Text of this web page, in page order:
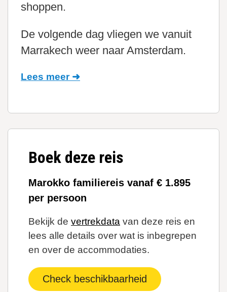
shoppen.
De volgende dag vliegen we vanuit
Marrakech weer naar Amsterdam.
Lees meer ➜
Boek deze reis
Marokko familiereis vanaf € 1.895
per persoon
Bekijk de vertrekdata van deze reis en
lees alle details over wat is inbegrepen
en over de accommodaties.
Check beschikbaarheid